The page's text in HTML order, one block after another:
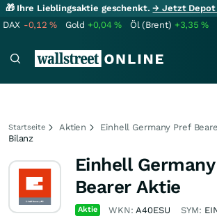
🎁 Ihre Lieblingsaktie geschenkt.→ Jetzt Depot
DAX -0,12% Gold +0,04% Öl (Brent) +3,35%
Startseite Aktien
Einhell Germany Pref
Bilanz
Einhell
Bearer Aktie
Aktie WKN:A40ESU SYM: